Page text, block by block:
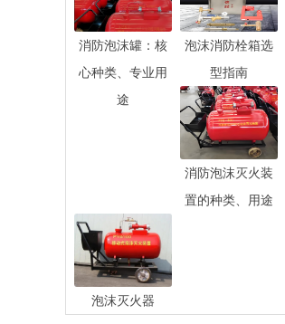
消防泡沫罐：核
心种类、专业用
途
泡沫消防栓箱选
型指南
消防泡沫灭火装
置的种类、用途
泡沫灭火器